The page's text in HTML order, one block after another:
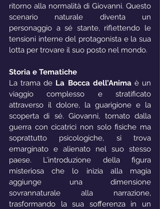
ritorno alla normalità di Giovanni. Questo
scenario naturale diventa un
personaggio a sé stante, riflettendo le
tensioni interne del protagonista e la sua
lotta per trovare il suo posto nel mondo.
Storia e Tematiche
La trama de La Bocca dell’Anima è un
viaggio complesso e stratificato
attraverso il dolore, la guarigione e la
scoperta di sé. Giovanni, tornato dalla
guerra con cicatrici non solo fisiche ma
soprattutto psicologiche, si trova
emarginato e alienato nel suo stesso
paese. L’introduzione della figura
misteriosa che lo inizia alla magia
aggiunge una dimensione
sovrannaturale alla narrazione,
trasformando la sua sofferenza in un